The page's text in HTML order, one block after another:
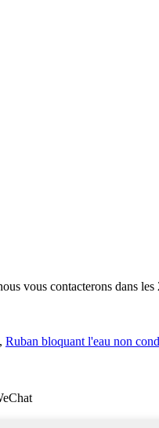
vous contacterons dans les
, Ruban bloquant l'eau non